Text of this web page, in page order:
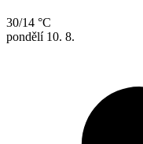
30/14 °C
pondělí 10. 8.